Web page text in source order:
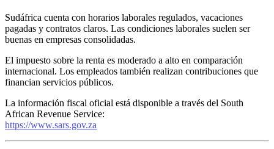
Sudáfrica cuenta con horarios laborales regulados, vacaciones
pagadas y contratos claros. Las condiciones laborales suelen ser
buenas en empresas consolidadas.
El impuesto sobre la renta es moderado a alto en comparación
internacional. Los empleados también realizan contribuciones que
financian servicios públicos.
La información fiscal oficial está disponible a través del South
African Revenue Service:
https://www.sars.gov.za